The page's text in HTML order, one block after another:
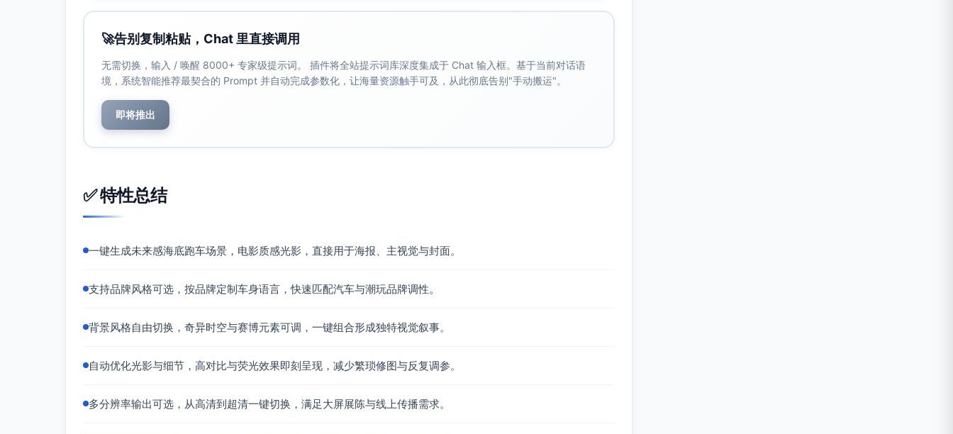
🚀告别复制粘贴，Chat 里直接调用
无需切换，输入 / 唤醒 8000+ 专家级提示词。 插件将全站提示词库深度集成于 Chat 输入框。基于当前对话语
境，系统智能推荐最契合的 Prompt 并自动完成参数化，让海量资源触手可及，从此彻底告别"手动搬运"。
即将推出
✅ 特性总结
一键生成未来感海底跑车场景，电影质感光影，直接用于海报、主视觉与封面。
支持品牌风格可选，按品牌定制车身语言，快速匹配汽车与潮玩品牌调性。
背景风格自由切换，奇异时空与赛博元素可调，一键组合形成独特视觉叙事。
自动优化光影与细节，高对比与荧光效果即刻呈现，减少繁琐修图与反复调参。
多分辨率输出可选，从高清到超清一键切换，满足大屏展陈与线上传播需求。